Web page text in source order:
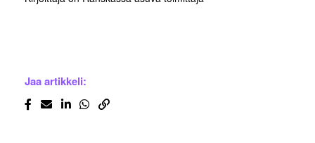
Jaa artikkeli: